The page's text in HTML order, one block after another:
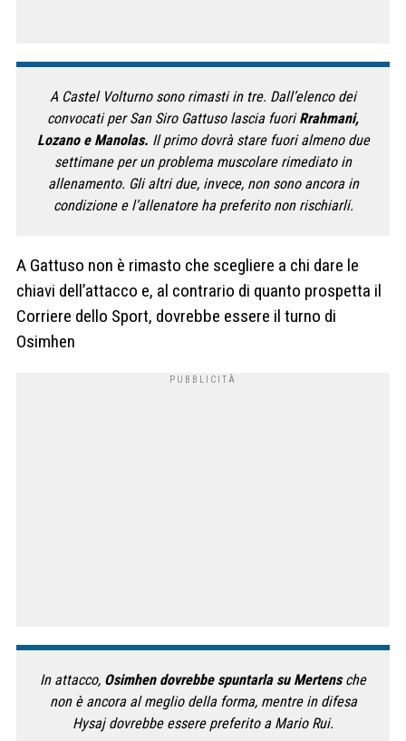
A Castel Volturno sono rimasti in tre. Dall’elenco dei
convocati per San Siro Gattuso lascia fuoriRrahmani,
Lozano e Manolas. Il primo dovrà stare fuori almeno due
settimane per un problema muscolare rimediato in
allenamento. Gli altri due, invece, non sono ancora in
condizione e l’allenatore ha preferito non rischiarli.
A Gattuso non è rimasto che scegliere a chi dare le
chiavi dell’attacco e, al contrario di quanto prospetta il
Corriere dello Sport, dovrebbe essere il turno di
Osimhen
In attacco, Osimhen dovrebbe spuntarla su Mertensche
non è ancora al meglio della forma, mentre in difesa
Hysaj dovrebbe essere preferito a Mario Rui.